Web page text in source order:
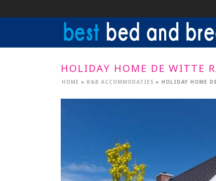
HOLIDAY HOME DE WITTE
HOME » B&B ACCOMMODATIES » HOLIDAY HOME